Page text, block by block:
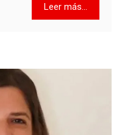
Leer más...